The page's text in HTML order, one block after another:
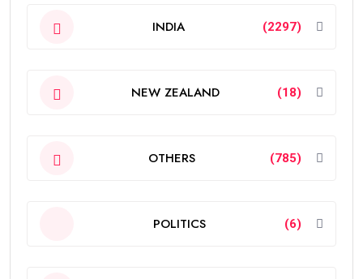
INDIA (2297)
NEW ZEALAND (18)
OTHERS (785)
POLITICS (6)